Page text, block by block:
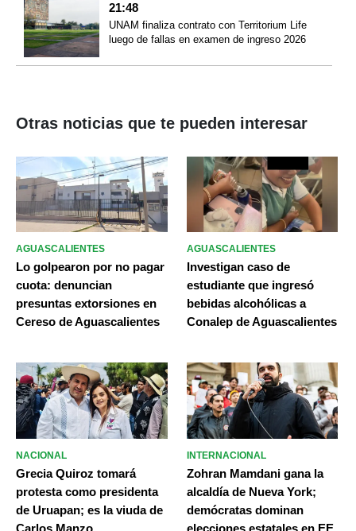
21:48
UNAM finaliza contrato con Territorium Life
luego de fallas en examen de ingreso 2026
Otras noticias que te pueden interesar
AGUASCALIENTES
Lo golpearon por no pagar
cuota: denuncian
presuntas extorsiones en
Cereso de Aguascalientes
AGUASCALIENTES
Investigan caso de
estudiante que ingresó
bebidas alcohólicas a
Conalep de Aguascalientes
NACIONAL
Grecia Quiroz tomará
protesta como presidenta
de Uruapan; es la viuda de
Carlos Manzo
INTERNACIONAL
Zohran Mamdani gana la
alcaldía de Nueva York;
demócratas dominan
elecciones estatales en EE.